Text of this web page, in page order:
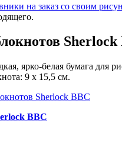
на заказ со своим
Sherlock
ярко-белая бумага
9 х 15,5 см.
BBC